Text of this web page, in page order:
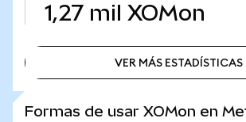
1,27 mil XOMon
VER MÁS ESTADÍSTICAS
Formas de usar XOMon en